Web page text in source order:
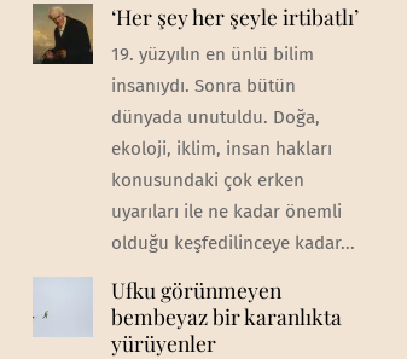
‘Her şey her şeyle irtibatlı’
19. yüzyılın en ünlü bilim
insanıydı. Sonra bütün
dünyada unutuldu. Doğa,
ekoloji, iklim, insan hakları
konusundaki çok erken
uyarıları ile ne kadar önemli
olduğu keşfedilinceye kadar...
Ufku görünmeyen
bembeyaz bir karanlıkta
yürüyenler